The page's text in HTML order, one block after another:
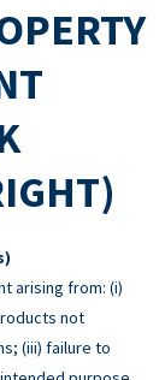
arising from: (i)
not
(iii) failure to